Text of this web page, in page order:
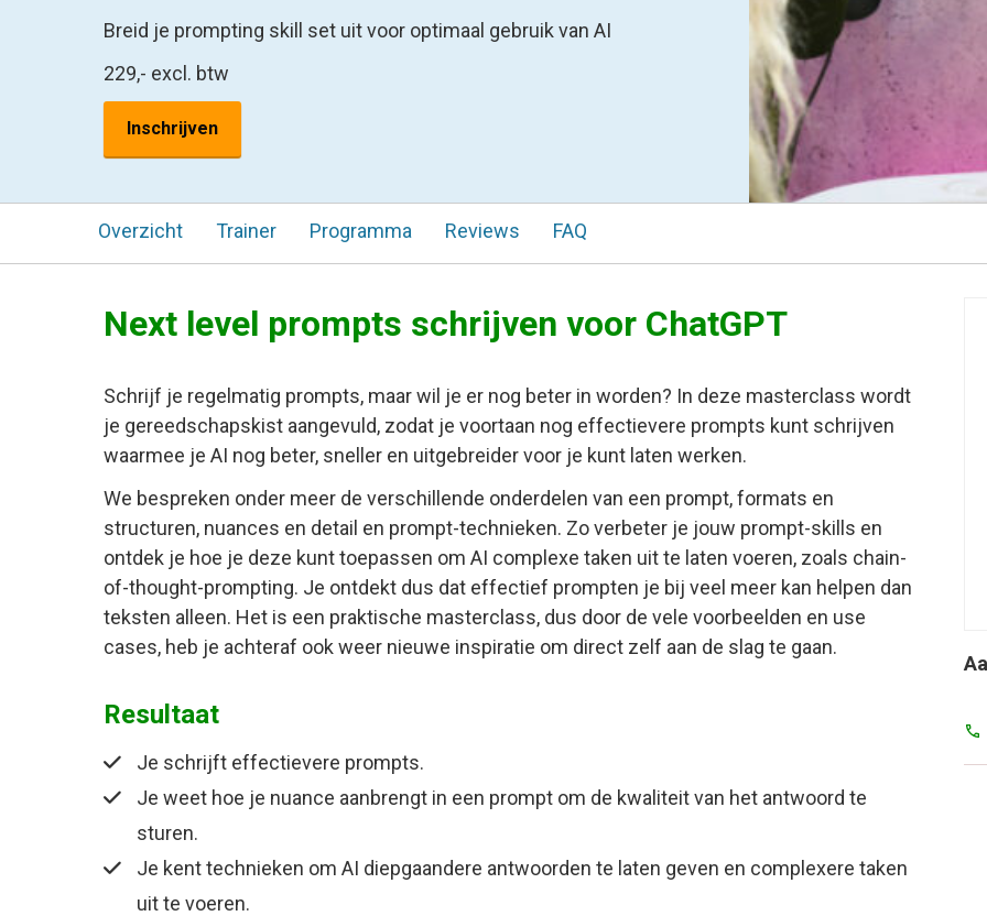
Breid je prompting skill set uit voor optimaal gebruik van AI
229,- excl. btw
Inschrijven
Overzicht Trainer Programma Reviews FAQ
Next level prompts schrijven voor ChatGPT
Schrijf je regelmatig prompts, maar wil je er nog beter in worden? In deze masterclass wordt
je gereedschapskist aangevuld, zodat je voortaan nog effectievere prompts kunt schrijven
waarmee je AI nog beter, sneller en uitgebreider voor je kunt laten werken.
We bespreken onder meer de verschillende onderdelen van een prompt, formats en
structuren, nuances en detail en prompt-technieken. Zo verbeter je jouw prompt-skills en
ontdek je hoe je deze kunt toepassen om AI complexe taken uit te laten voeren, zoals chain-
of-thought-prompting. Je ontdekt dus dat effectief prompten je bij veel meer kan helpen dan
teksten alleen. Het is een praktische masterclass, dus door de vele voorbeelden en use
cases, heb je achteraf ook weer nieuwe inspiratie om direct zelf aan de slag te gaan.
Resultaat
Je schrijft effectievere prompts.
Je weet hoe je nuance aanbrengt in een prompt om de kwaliteit van het antwoord te
sturen.
Je kent technieken om AI diepgaandere antwoorden te laten geven en complexere taken
uit te voeren.